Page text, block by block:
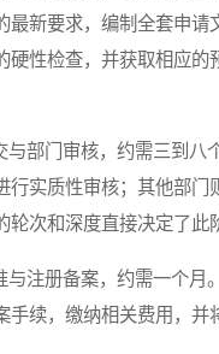
最新要求，编制全套申
硬性检查，并获取相应
部门审核，约需三到八
行实质性审核；其他部
次和深度直接决定了此
册备案，约需一个月
手续，缴纳相关费用，并